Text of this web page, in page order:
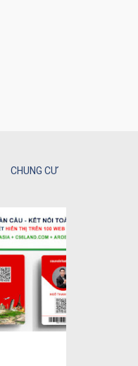
CHUNG CƯ